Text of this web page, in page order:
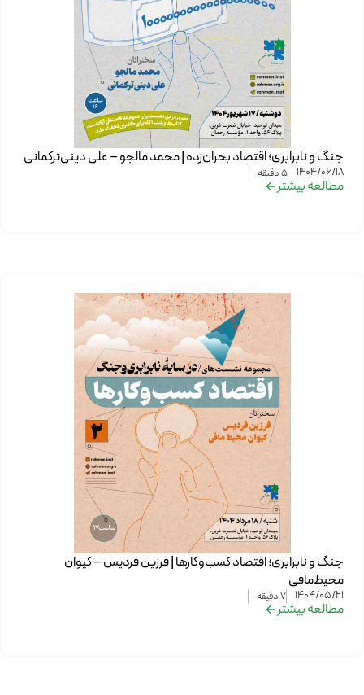
جنگ و نابرابری؛ اقتصاد بحران‌زده | محمد مالجو – علی دینی‌ترکمانی
1404/06/18
5دقیقه
مطالعه بیشتر
جنگ و نابرابری؛ اقتصاد کسب‌وکارها | فرزین فردیس – کیوان
محیط‌مافی
1404/05/21
7دقیقه
مطالعه بیشتر